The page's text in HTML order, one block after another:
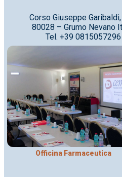
Corso Giuseppe
80028 – Grumo Nevano
Tel. +39 0815057296
Officina Farmaceutica